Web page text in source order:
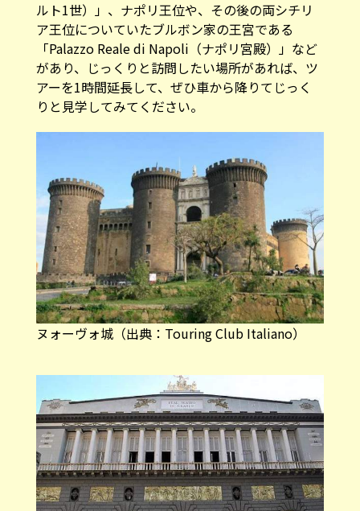
ルト1世）」、ナポリ王位や、その後の両シチリ
ア王位についていたブルボン家の王宮である
「Palazzo Reale di Napoli（ナポリ宮殿）
」など
があり、じっくりと訪問したい場所があれば、ツ
アーを1時間延長して、ぜひ車から降りてじっく
りと見学してみてください。
ヌォーヴォ城（出典：Touring Club Italiano）